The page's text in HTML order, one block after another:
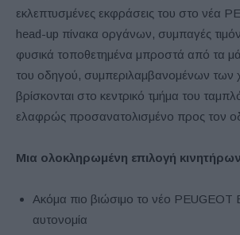
εκλεπτυσμένες εκφράσεις του στο νέα
head-up πίνακα οργάνων, συμπαγές
φυσικά τοποθετημένα μπροστά από τα
του οδηγού, συμπεριλαμβανομένων των
βρίσκονται στο κεντρικό τμήμα του
ελαφρώς προσανατολισμένο προς τον
Μια ολοκληρωμένη επιλογή κινητήρων
Ακόμα πιο βιώσιμο το νέο PEUGEOT
αυτονομία